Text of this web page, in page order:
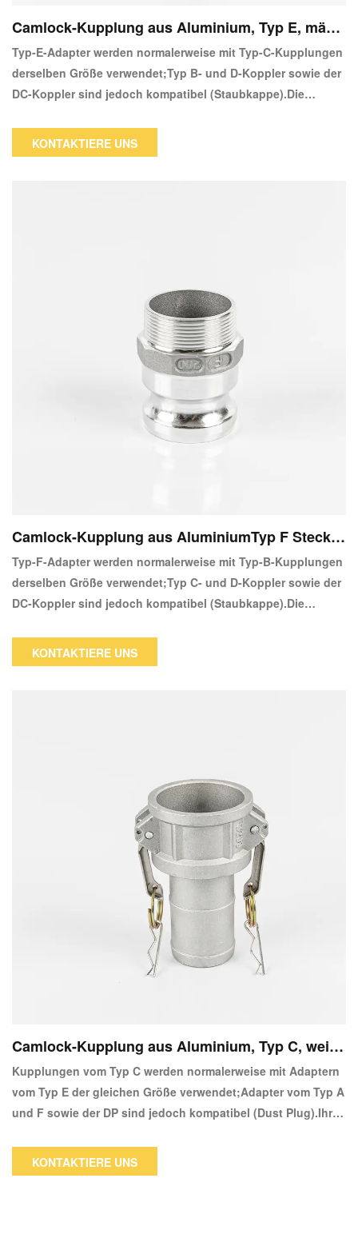
Camlock-Kupplung aus Aluminium, Typ E, männ
licher Adapter, X-Schlauch
Typ-E-Adapter werden normalerweise mit Typ-C-Kupplungen
derselben Größe verwendet;Typ B- und D-Koppler sowie der
DC-Koppler sind jedoch kompatibel (Staubkappe).Die
Geräte angeschlossen "Camlock, weiblich Der
Schlauchschaft wird an eine 3 "weibliche NPT (National Pipe
KONTAKTIERE UNS
Camlock-Kupplung aus AluminiumTyp F Stecker
Adapter X Stecker
Typ-F-Adapter werden normalerweise mit Typ-B-Kupplungen
derselben Größe verwendet;Typ C- und D-Koppler sowie der
DC-Koppler sind jedoch kompatibel (Staubkappe).Die
hochwertiges Werkzeug.Aufgrund des Verwendungszwecks
muss es hochwertig verarbeitet sein.Je nach Ihren
KONTAKTIERE UNS
Camlock-Kupplung aus Aluminium, Typ C, weibli
che Kupplung, X-Schlauchschaft
Kupplungen vom Typ C werden normalerweise mit Adaptern
vom Typ E der gleichen Größe verwendet;Adapter vom Typ A
und F sowie der DP sind jedoch kompatibel (Dust Plug).Ihre
sicherer.Beim Schließen der Bügel rasten sie automatisch
ein und lassen sich durch Ziehen an den Fingerringen
KONTAKTIERE UNS